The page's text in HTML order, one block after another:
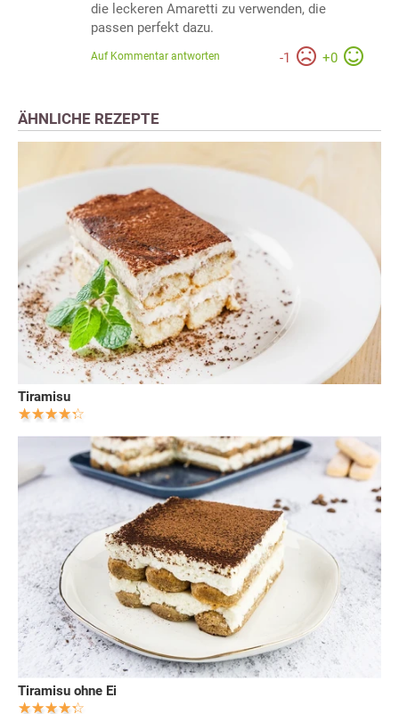
die leckeren Amaretti zu verwenden, die
passen perfekt dazu.
-1 +0
Auf Kommentar antworten
ÄHNLICHE REZEPTE
Tiramisu
Tiramisu ohne Ei